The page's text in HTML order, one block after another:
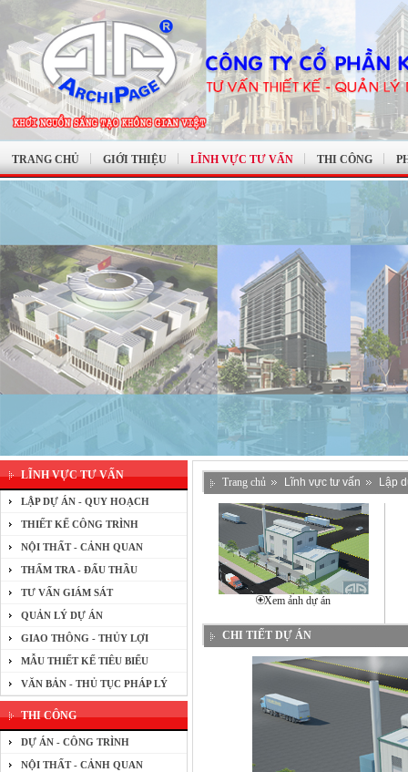
TRANG CHỦ GIỚI THIỆU LĨNH VỰC TƯ VẤN THI CÔNG
LĨNH VỰC TƯ VẤN
LẬP DỰ ÁN - QUY HOẠCH
THIẾT KẾ CÔNG TRÌNH
NỘI THẤT - CẢNH QUAN
THẨM TRA - ĐẤU THẦU
TƯ VẤN GIÁM SÁT
QUẢN LÝ DỰ ÁN
GIAO THÔNG - THỦY LỢI
MẪU THIẾT KẾ TIÊU BIỂU
VĂN BẢN - THỦ TỤC PHÁP LÝ
THI CÔNG
DỰ ÁN - CÔNG TRÌNH
NỘI THẤT - CẢNH QUAN
Trang chủ Lĩnh vực tư vấn Lập
Xem ảnh dự án
CHI TIẾT DỰ ÁN